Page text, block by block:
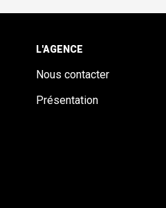
L'AGENCE
Nous contacter
Présentation